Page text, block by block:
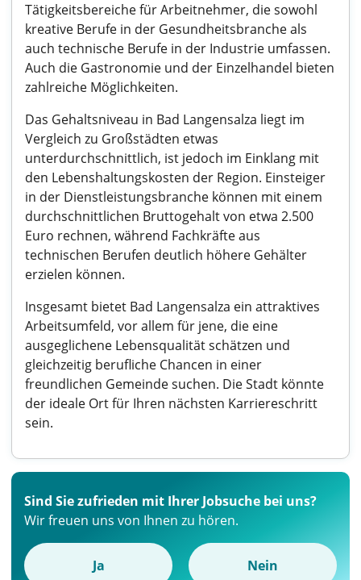
Tätigkeitsbereiche für Arbeitnehmer, die sowohl
kreative Berufe in der Gesundheitsbranche als
auch technische Berufe in der Industrie umfassen.
Auch die Gastronomie und der Einzelhandel bieten
zahlreiche Möglichkeiten.
Das Gehaltsniveau in Bad Langensalza liegt im
Vergleich zu Großstädten etwas
unterdurchschnittlich, ist jedoch im Einklang mit
den Lebenshaltungskosten der Region. Einsteiger
in der Dienstleistungsbranche können mit einem
durchschnittlichen Bruttogehalt von etwa 2.500
Euro rechnen, während Fachkräfte aus
technischen Berufen deutlich höhere Gehälter
erzielen können.
Insgesamt bietet Bad Langensalza ein attraktives
Arbeitsumfeld, vor allem für jene, die eine
ausgeglichene Lebensqualität schätzen und
gleichzeitig berufliche Chancen in einer
freundlichen Gemeinde suchen. Die Stadt könnte
der ideale Ort für Ihren nächsten Karriereschritt
sein.
Sind Sie zufrieden mit Ihrer Jobsuche bei uns?
Wir freuen uns von Ihnen zu hören.
Ja Nein